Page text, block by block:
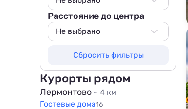
Не выбрано
50 м
200 м
500 м
800 м
1000 м
Расстояние до центра
Не выбрано
200 м
500 м
800 м
Сбросить фильтры
Курорты рядом
Лермонтово ~ 4 км
Гостевые дома16